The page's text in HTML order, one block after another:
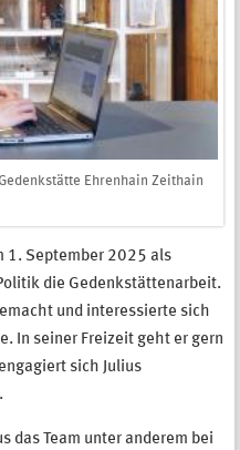
Ehrenhain Zeithain
1. September 2025 als
die Gedenkstättenarbeit.
und interessierte sich
In seiner Freizeit geht er gern
sich Julius
das Team unter anderem bei